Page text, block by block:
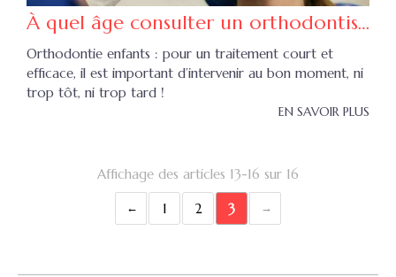
À quel âge consulter un orthodontiste ?
Orthodontie enfants : pour un traitement court et
efficace, il est important d’intervenir au bon moment, ni
trop tôt, ni trop tard !
EN SAVOIR PLUS
Affichage des articles 13-16 sur 16
1 2 3